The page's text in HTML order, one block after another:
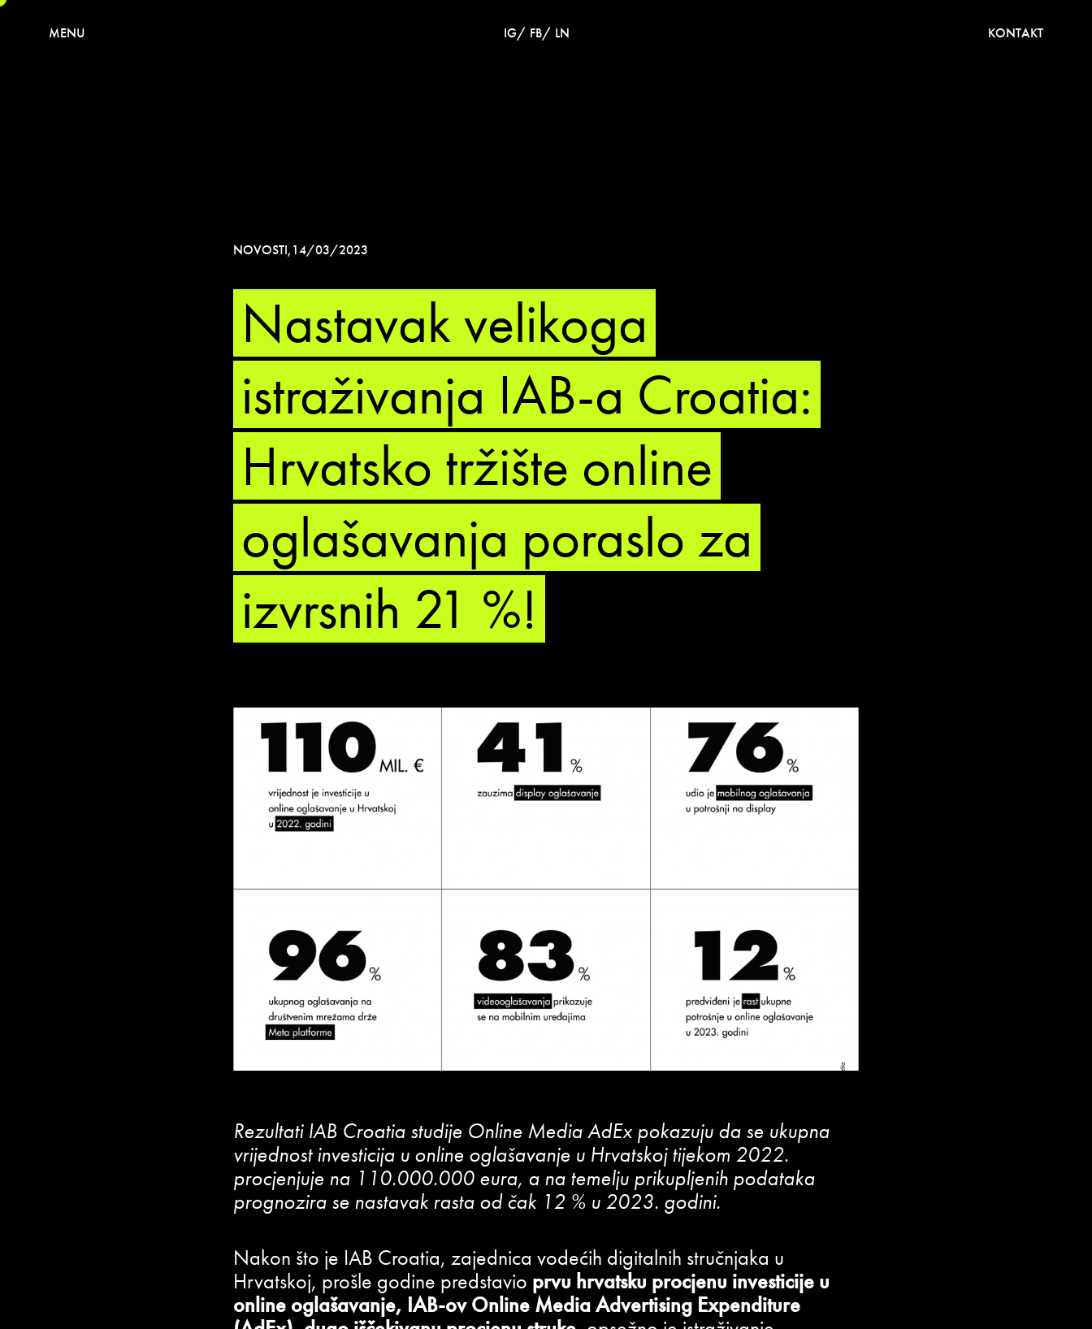
MENU IG/ FB/ LN KONTAKT
NOVOSTI,14/03/2023
Nastavak velikoga
istraživanja IAB-a Croatia:
Hrvatsko tržište online
oglašavanja poraslo za
izvrsnih 21 %!
Rezultati IAB Croatia studije Online Media AdEx pokazuju da se ukupna
vrijednost investicija u online oglašavanje u Hrvatskoj tijekom 2022.
procjenjuje na 110.000.000 eura, a na temelju prikupljenih podataka
prognozira se nastavak rasta od čak 12 % u 2023. godini.
Nakon što je IAB Croatia, zajednica vodećih digitalnih stručnjaka u
Hrvatskoj, prošle godine predstavio prvu hrvatsku procjenu investicije u
online oglašavanje, IAB-ov Online Media Advertising Expenditure